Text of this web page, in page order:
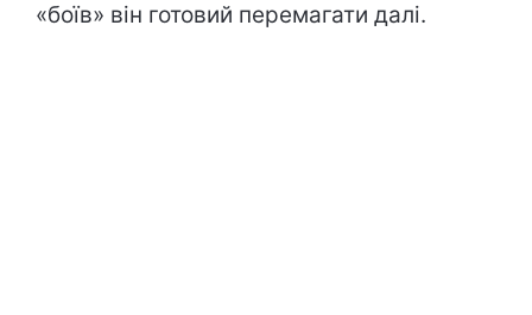
«боїв» він готовий перемагати далі.